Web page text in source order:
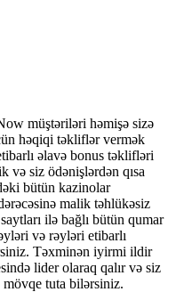
müştəriləri həmişə sizə
həqiqi təkliflər vermək
əlavə bonus təklifləri
və siz ödənişlərdən qısa
bütün kazinolar
malik təhlükəsiz
ilə bağlı bütün qumar
və rəyləri etibarlı
Təxminən iyirmi ildir
lider olaraq qalır və siz
tuta bilərsiniz.